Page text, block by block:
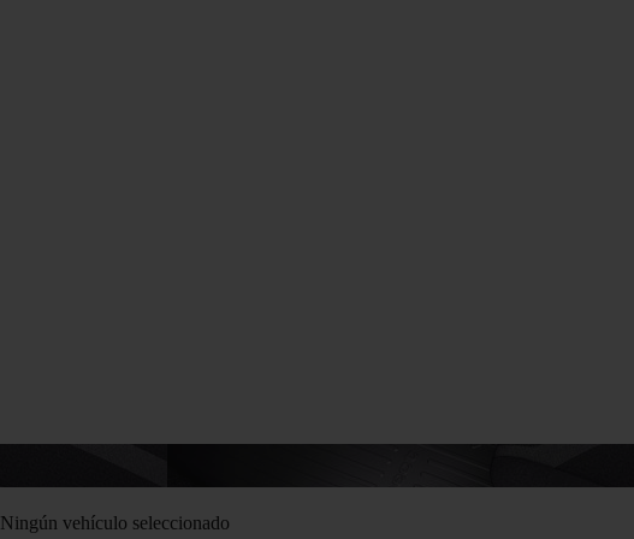
Ningún vehículo seleccionado